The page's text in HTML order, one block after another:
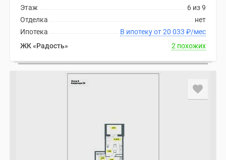
6 из 9
Этаж
нет
Отделка
В ипотеку от 20 033 ₽/мес
Ипотека
ЖК «Радость»
2 похожих